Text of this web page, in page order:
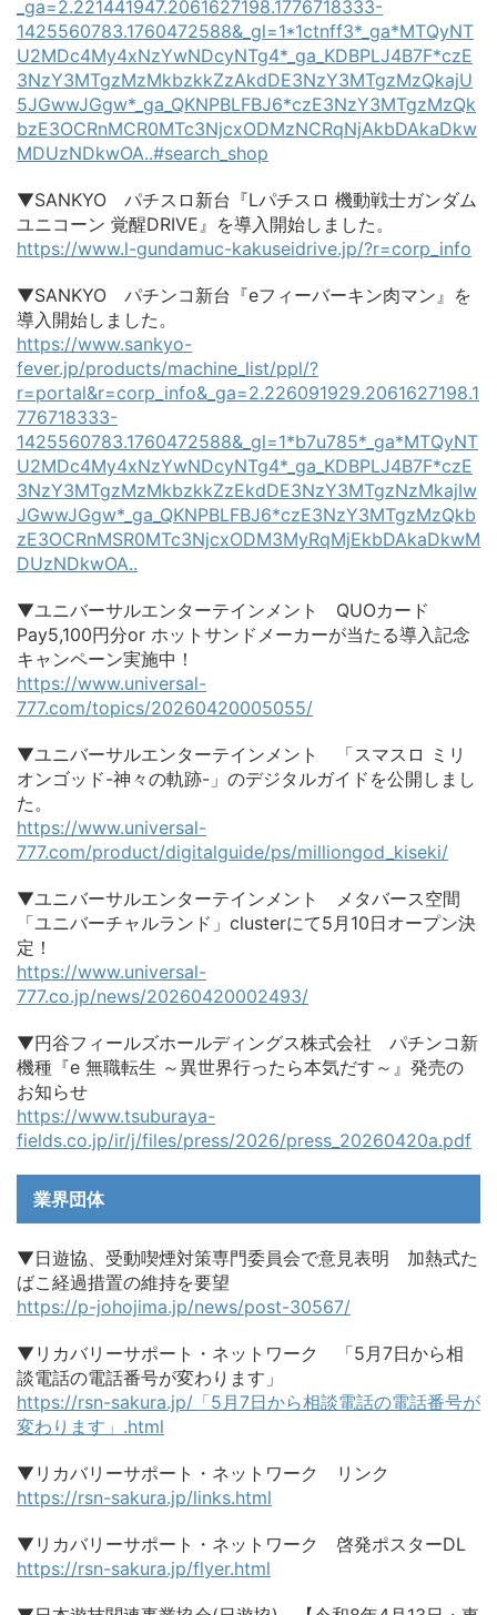
_ga=2.221441947.2061627198.1776718333-
1425560783.1760472588&_gl=1*1ctnff3*_ga*MTQyNT
U2MDc4My4xNzYwNDcyNTg4*_ga_KDBPLJ4B7F*czE
3NzY3MTgzMzMkbzkkZzAkdDE3NzY3MTgzMzQkajU
5JGwwJGgw*_ga_QKNPBLFBJ6*czE3NzY3MTgzMzQk
bzE3OCRnMCR0MTc3NjcxODMzNCRqNjAkbDAkaDkw
MDUzNDkwOA..#search_shop
▼SANKYO パチスロ新台『Lパチスロ 機動戦士ガンダム
ユニコーン 覚醒DRIVE』を導入開始しました。
https://www.l-gundamuc-kakuseidrive.jp/?r=corp_info
▼SANKYO パチンコ新台『eフィーバーキン肉マン』を
導入開始しました。
https://www.sankyo-
fever.jp/products/machine_list/ppl/?
r=portal&r=corp_info&_ga=2.226091929.2061627198.1
776718333-
1425560783.1760472588&_gl=1*b7u785*_ga*MTQyNT
U2MDc4My4xNzYwNDcyNTg4*_ga_KDBPLJ4B7F*czE
3NzY3MTgzMzMkbzkkZzEkdDE3NzY3MTgzNzMkajIw
JGwwJGgw*_ga_QKNPBLFBJ6*czE3NzY3MTgzMzQkb
zE3OCRnMSR0MTc3NjcxODM3MyRqMjEkbDAkaDkwM
DUzNDkwOA..
▼ユニバーサルエンターテインメント QUOカード
Pay5,100円分or ホットサンドメーカーが当たる導入記念
キャンペーン実施中！
https://www.universal-
777.com/topics/20260420005055/
▼ユニバーサルエンターテインメント 「スマスロ ミリ
オンゴッド-神々の軌跡-」のデジタルガイドを公開しまし
た。
https://www.universal-
777.com/product/digitalguide/ps/milliongod_kiseki/
▼ユニバーサルエンターテインメント メタバース空間
「ユニバーチャルランド」clusterにて5月10日オープン決
定！
https://www.universal-
777.co.jp/news/20260420002493/
▼円谷フィールズホールディングス株式会社 パチンコ新
機種『e 無職転生 ～異世界行ったら本気だす～』発売の
お知らせ
https://www.tsuburaya-
fields.co.jp/ir/j/files/press/2026/press_20260420a.pdf
業界団体
▼日遊協、受動喫煙対策専門委員会で意見表明 加熱式た
ばこ経過措置の維持を要望
https://p-johojima.jp/news/post-30567/
▼リカバリーサポート・ネットワーク 「5月7日から相
談電話の電話番号が変わります」
https://rsn-sakura.jp/「5月7日から相談電話の電話番号が
変わります」.html
▼リカバリーサポート・ネットワーク リンク
https://rsn-sakura.jp/links.html
▼リカバリーサポート・ネットワーク 啓発ポスターDL
https://rsn-sakura.jp/flyer.html